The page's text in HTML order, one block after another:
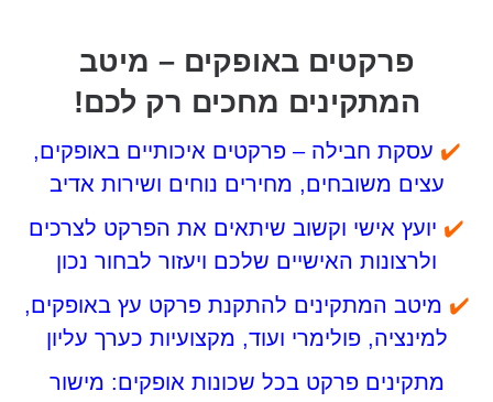
פרקטים באופקים – מיטב
המתקינים מחכים רק לכם!
✔️ עסקת חבילה – פרקטים איכותיים באופקים,
עצים משובחים, מחירים נוחים ושירות אדיב
✔️ יועץ אישי וקשוב שיתאים את הפרקט לצרכים
ולרצונות האישיים שלכם ויעזור לבחור נכון
✔️ מיטב המתקינים להתקנת פרקט עץ באופקים,
למינציה, פולימרי ועוד, מקצועיות כערך עליון
מתקינים פרקט בכל שכונות אופקים: מישור